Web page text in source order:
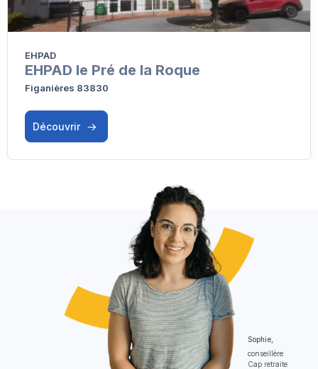
EHPAD
EHPAD le Pré de la Roque
Figanières 83830
Découvrir
Sophie,
conseillère
Cap retraite